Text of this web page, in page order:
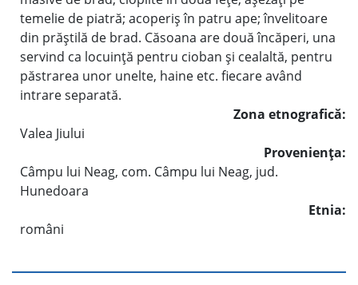
temelie de piatră; acoperiş în patru ape; învelitoare
din prăştilă de brad. Căsoana are două încăperi, una
servind ca locuinţă pentru cioban şi cealaltă, pentru
păstrarea unor unelte, haine etc. fiecare având
intrare separată.
Zona etnografică:
Valea Jiului
Provenienţa:
Câmpu lui Neag, com. Câmpu lui Neag, jud.
Hunedoara
Etnia:
români